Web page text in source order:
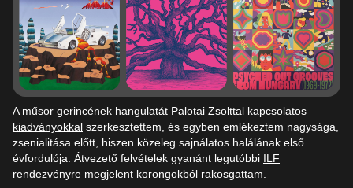
A műsor gerincének hangulatát Palotai Zsolttal kapcsolatos
kiadványokkal szerkesztettem, és egyben emlékeztem nagysága,
zsenialitása előtt, hiszen közeleg sajnálatos halálának első
évfordulója. Átvezető felvételek gyanánt legutóbbi ILF
rendezvényre megjelent korongokból rakosgattam.